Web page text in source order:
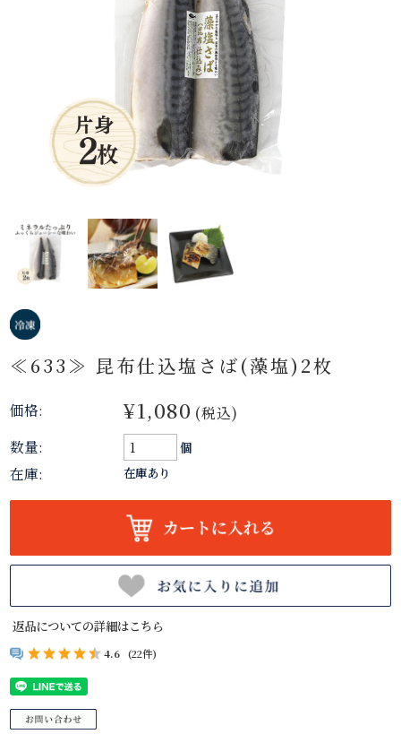
≪633≫ 昆布仕込塩さば(藻塩)2枚
価格: ¥1,080 (税込)
数量:
個
在庫: 在庫あり
返品についての詳細はこちら
4.6 (22件)